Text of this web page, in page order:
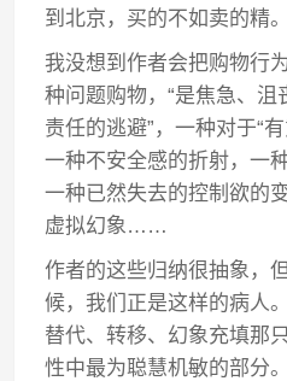
到北京，买的不如卖的精。
我没想到作者会把购物行
种问题购物，“是焦急、沮
责任的逃避”，一种对于“
一种不安全感的折射，一
一种已然失去的控制欲的
虚拟幻象……
作者的这些归纳很抽象，
候，我们正是这样的病人
替代、转移、幻象充填那
性中最为聪慧机敏的部分